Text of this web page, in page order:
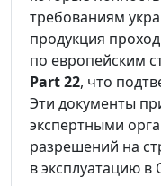
требованиям
продукция
по европейским
Part 22, что
Эти документы
экспертными
разрешений на
в эксплуатацию в